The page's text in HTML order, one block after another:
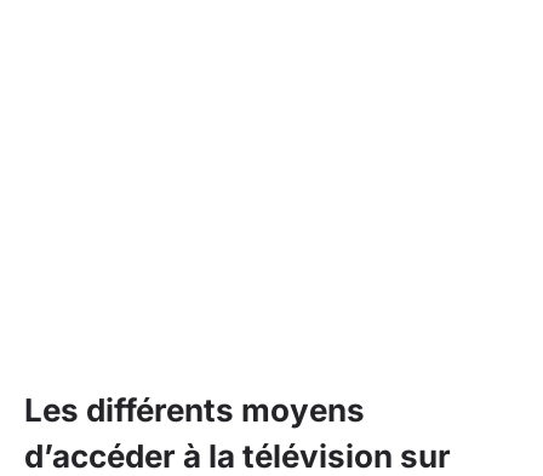
Les différents moyens
d’accéder à la télévision sur